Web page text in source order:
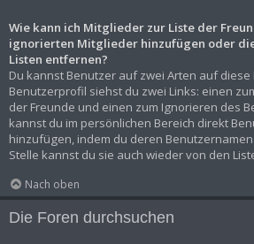
Wie kann ich Mitglieder zur Liste der
ignorierten Mitglieder hinzufügen oder
Listen entfernen?
Du kannst Benutzer auf zwei Arten auf diese
Benutzerprofil siehst du zwei Links: einen
der Freunde und einen zum Ignorieren des
kannst du im persönlichen Bereich direkt
hinzufügen, indem du deren
Stelle kannst du sie auch wieder von den
Nach oben
Die Foren durchsuchen